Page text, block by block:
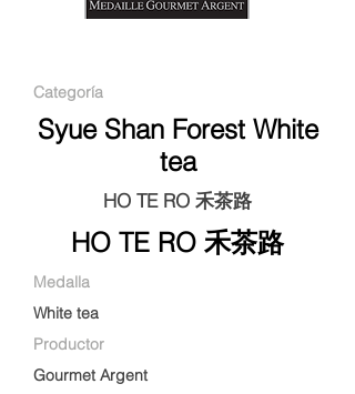
Categoría
Syue Shan Forest White
tea
HO TE RO 禾茶路
HO TE RO 禾茶路
Medalla
White tea
Productor
Gourmet Argent